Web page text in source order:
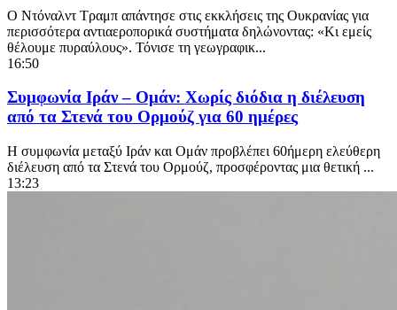
Ο Ντόναλντ Τραμπ απάντησε στις εκκλήσεις της Ουκρανίας για
περισσότερα αντιαεροπορικά συστήματα δηλώνοντας: «Κι εμείς
θέλουμε πυραύλους». Τόνισε τη γεωγραφικ...
16:50
Συμφωνία Ιράν – Ομάν: Χωρίς διόδια η διέλευση
από τα Στενά του Ορμούζ για 60 ημέρες
Η συμφωνία μεταξύ Ιράν και Ομάν προβλέπει 60ήμερη ελεύθερη
διέλευση από τα Στενά του Ορμούζ, προσφέροντας μια θετική ...
13:23